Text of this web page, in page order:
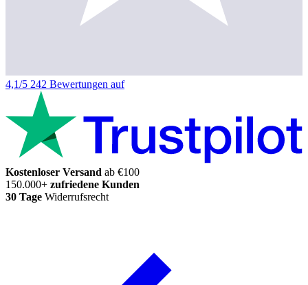
4,1/5 242 Bewertungen auf
Kostenloser Versand ab €100
150.000+ zufriedene Kunden
30 Tage Widerrufsrecht